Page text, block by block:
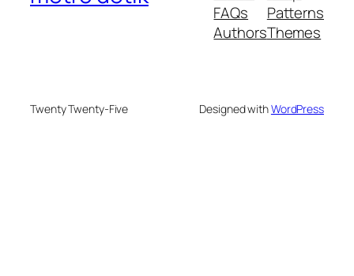
FAQs
Authors
Patterns
Themes
Twenty Twenty-Five Designed withWordPress